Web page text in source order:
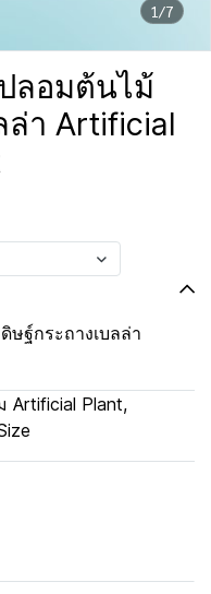
1/7
ลอมต้นไม้
ล่า Artificial
ษฐ์กระถางเบลล่า
Artificial Plant,